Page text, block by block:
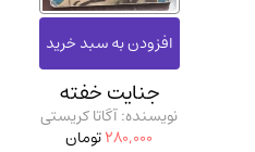
جنایت خفته
نویسنده: آگاتا کریستی
280,000تومان